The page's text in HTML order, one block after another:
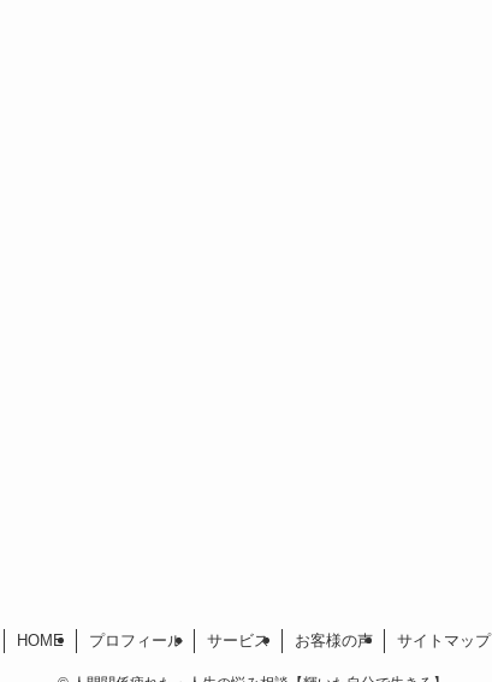
HOME プロフィール サービス お客様の声 サイトマップ